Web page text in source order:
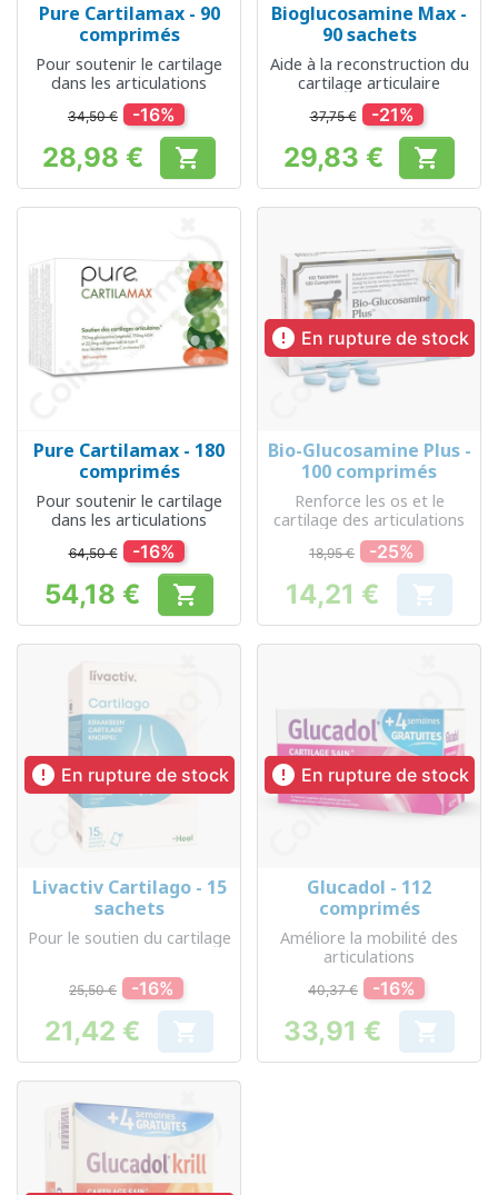
Pure Cartilamax - 90
comprimés
Pour soutenir le cartilage
dans les articulations
34,50 € -16%
Prix
28,98 € 
Bioglucosamine Max -
90 sachets
Aide à la reconstruction du
cartilage articulaire
37,75 € -21%
Prix
29,83 € 
Pure Cartilamax - 180
comprimés
Pour soutenir le cartilage
dans les articulations
64,50 € -16%
Prix
54,18 € 
 En rupture de stock
Bio-Glucosamine Plus -
100 comprimés
Renforce les os et le
cartilage des articulations
18,95 € -25%
Prix
14,21 € 
 En rupture de stock
Livactiv Cartilago - 15
sachets
Pour le soutien du cartilage
25,50 € -16%
Prix
21,42 € 
 En rupture de stock
Glucadol - 112
comprimés
Améliore la mobilité des
articulations
40,37 € -16%
Prix
33,91 € 